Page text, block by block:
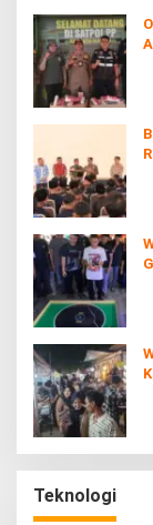
Teknologi